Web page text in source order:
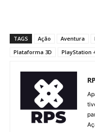
TAGS Ação Aventura
Plataforma 3D
PlayStation